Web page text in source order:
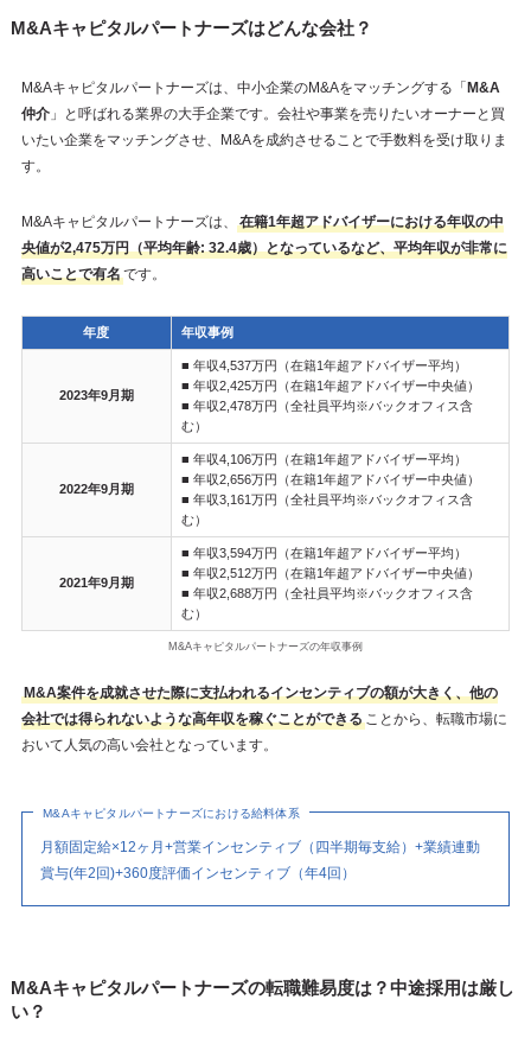
M&Aキャピタルパートナーズはどんな会社？
M&Aキャピタルパートナーズは、中小企業のM&Aをマッチングする「 M&A
仲介」と呼ばれる業界の大手企業です。会社や事業を売りたいオーナーと買
いたい企業をマッチングさせ、M&Aを成約させることで手数料を受け取りま
す。
M&Aキャピタルパートナーズは、
在籍1年超アドバイザーにおける年収の中
央値が2,475万円（平均年齢: 32.4歳）となっているなど、平均年収が非常に
高いことで有名 です。
年度 年収事例
2023年9月期
■ 年収4,537万円（在籍1年超アドバイザー平均）
■ 年収2,425万円（在籍1年超アドバイザー中央値）
■ 年収2,478万円（全社員平均※バックオフィス含
む）
2022年9月期
■ 年収4,106万円（在籍1年超アドバイザー平均）
■ 年収2,656万円（在籍1年超アドバイザー中央値）
■ 年収3,161万円（全社員平均※バックオフィス含
む）
2021年9月期
■ 年収3,594万円（在籍1年超アドバイザー平均）
■ 年収2,512万円（在籍1年超アドバイザー中央値）
■ 年収2,688万円（全社員平均※バックオフィス含
む）
M&Aキャピタルパートナーズの年収事例
M&A案件を成就させた際に支払われるインセンティブの額が大きく、他の
会社では得られないような高年収を稼ぐことができることから、転職市場に
おいて人気の高い会社となっています。
M&Aキャピタルパートナーズにおける給料体系
月額固定給×12ヶ月+営業インセンティブ（四半期毎支給）+業績連動
賞与(年2回)+360度評価インセンティブ（年4回）
M&Aキャピタルパートナーズの転職難易度は？中途採用は厳し
い？